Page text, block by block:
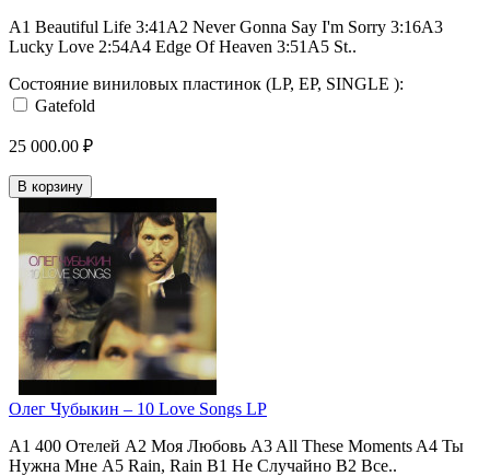
A1 Beautiful Life 3:41A2 Never Gonna Say I'm Sorry 3:16A3
Lucky Love 2:54A4 Edge Of Heaven 3:51A5 St..
Состояние виниловых пластинок (LP, EP, SINGLE ):
Gatefold
25 000.00 ₽
В корзину
Олег Чубыкин ‎– 10 Love Songs LP
A1 400 Отелей A2 Моя Любовь A3 All These Moments A4 Ты
Нужна Мне A5 Rain, Rain B1 Не Случайно B2 Все..